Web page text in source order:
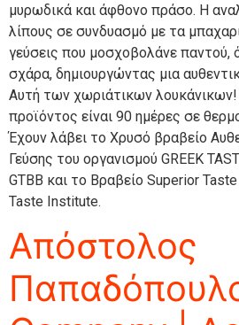
μυρωδικά και άφθονο πράσο. Η
λίπους σε συνδυασμό με τα
γεύσεις που μοσχοβολάνε παντού,
σχάρα, δημιουργώντας μια
Αυτή των χωριάτικων
προϊόντος είναι 90 ημέρες σε
Έχουν λάβει το Χρυσό βραβείο
Γεύσης του οργανισμού GREEK
GTBB και το Βραβείο Superior
Taste Institute.
Απόστολος